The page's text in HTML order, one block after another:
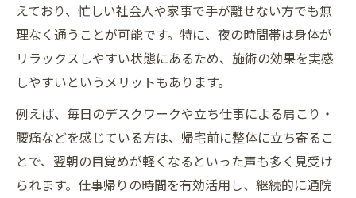
えており、忙しい社会人や家事で手が離せない方でも無
理なく通うことが可能です。特に、夜の時間帯は身体が
リラックスしやすい状態にあるため、施術の効果を実感
しやすいというメリットもあります。
例えば、毎日のデスクワークや立ち仕事による肩こり・
腰痛などを感じている方は、帰宅前に整体に立ち寄るこ
とで、翌朝の目覚めが軽くなるといった声も多く見受け
られます。仕事帰りの時間を有効活用し、継続的に通院